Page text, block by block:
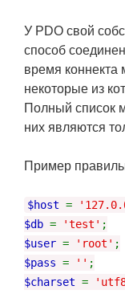
У PDO свой
способ
время коннекта
некоторые из
Полный список
них являются
Пример
$host =
$db = 'test' ;
$user = 'root' ;
$pass = '' ;
$charset =